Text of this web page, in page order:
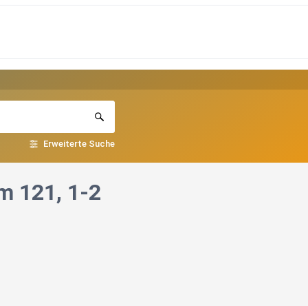
Erweiterte Suche
121, 1-2